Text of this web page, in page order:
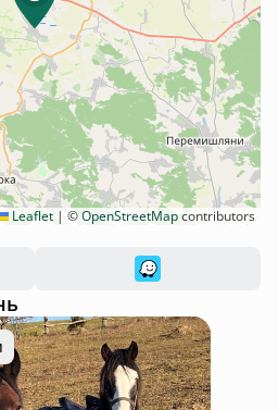
Leaflet | ©OpenStreetMapcontributors